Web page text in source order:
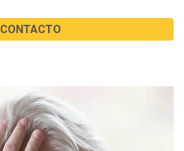
CONTACTO